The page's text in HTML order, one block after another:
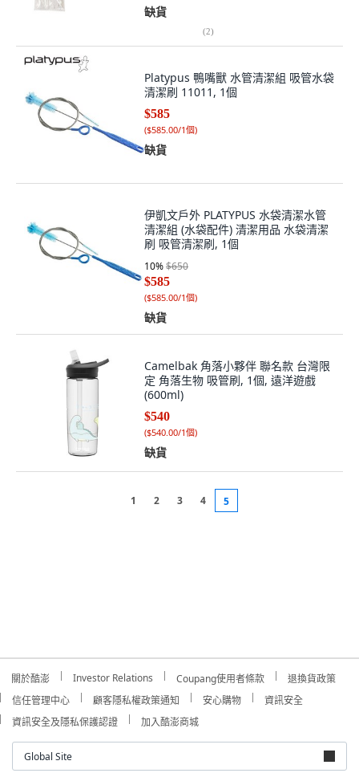
缺貨
(2)
Platypus 鴨嘴獸 水管清潔組 吸管水袋
清潔刷 11011, 1個
$585
($585.00/1個)
缺貨
伊凱文戶外 PLATYPUS 水袋清潔水管
清潔組 (水袋配件) 清潔用品 水袋清潔
刷 吸管清潔刷, 1個
10%$650
$585
($585.00/1個)
缺貨
Camelbak 角落小夥伴 聯名款 台灣限
定 角落生物 吸管刷, 1個, 遠洋遊戲
(600ml)
$540
($540.00/1個)
缺貨
1 2 3 4 5
關於酷澎 Investor Relations Coupang使用者條款
退換貨政策
信任管理中心
顧客隱私權政策通知 安心購物
資訊安全
資訊安全及隱私保護認證
加入酷澎商城
Global Site